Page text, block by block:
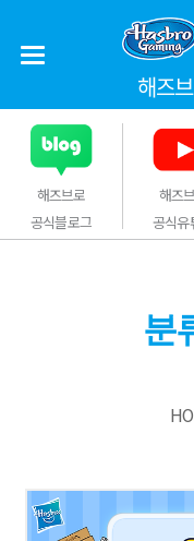
해즈
해즈브로
공식블로그
해즈
공식유
분